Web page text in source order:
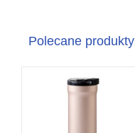
Polecane produkty